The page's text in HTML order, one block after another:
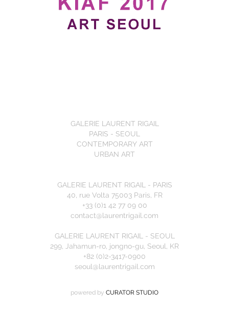
GALERIE LAURENT RIGAIL
PARIS - SEOUL
CONTEMPORARY ART
URBAN ART
powered by CURATOR STUDIO
GALERIE LAURENT RIGAIL - PARIS
40, rue Volta 75003 Paris, FR
+33 (0)1 42 77 09 00
contact@laurentrigail.com
GALERIE LAURENT RIGAIL - SEOUL
299, Jahamun-ro, jongno-gu, Seoul, KR
+82 (0)2-3417-0900
seoul@laurentrigail.com